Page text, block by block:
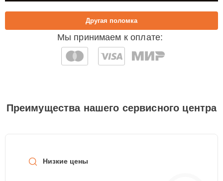
Мы принимаем к оплате:
Другая поломка
Преимущества нашего сервисного центра
Низкие цены